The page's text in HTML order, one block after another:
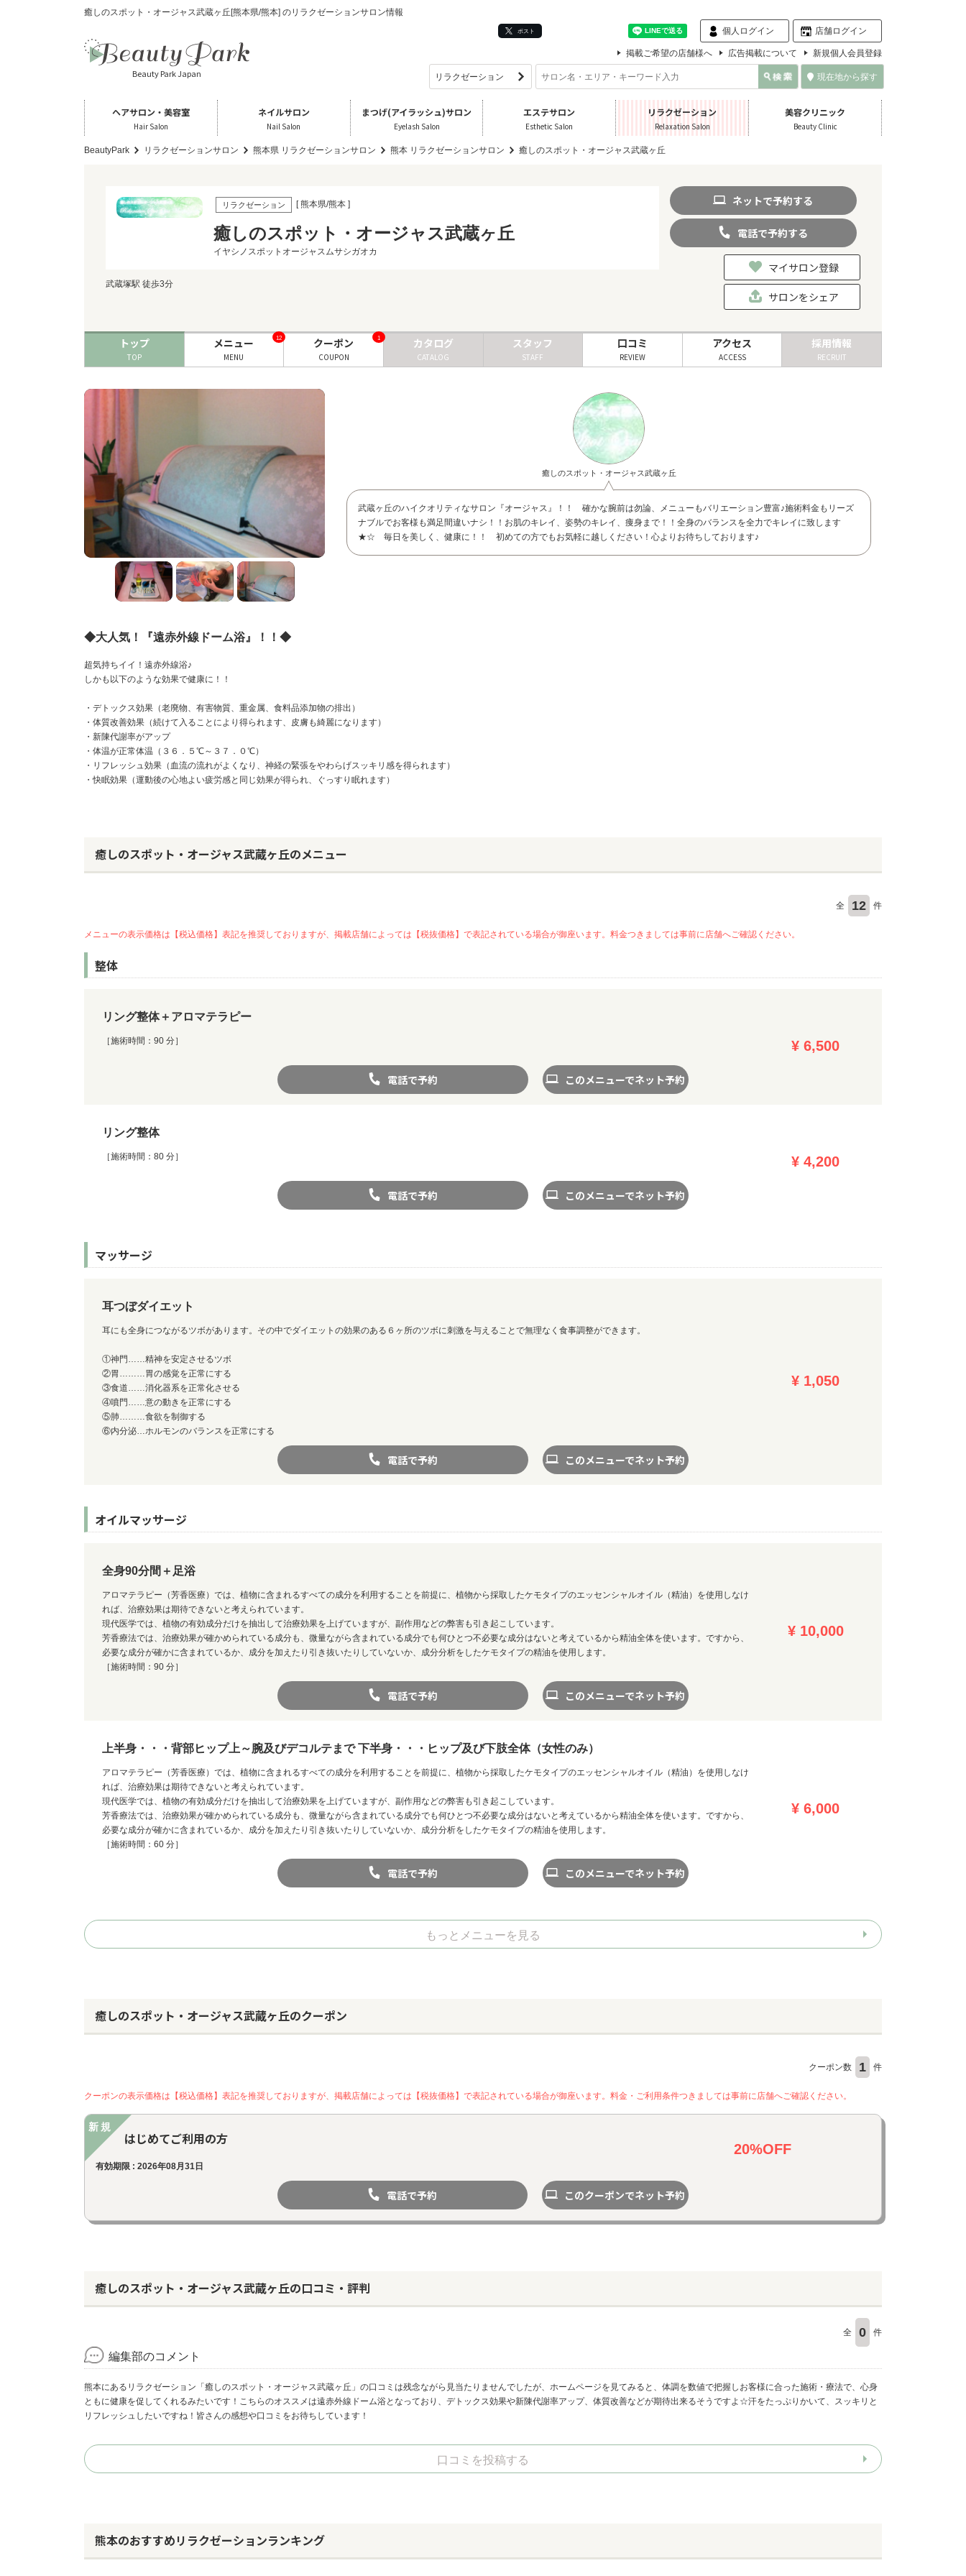
癒しのスポット・オージャス武蔵ヶ丘[熊本県/熊本] のリラクゼーションサロン情報
ポスト 個人ログイン 店舗ログイン
Beauty Park Japan
掲載ご希望の店舗様へ 広告掲載について 新規個人会員登録
現在地から探す
ヘアサロン・美容室
Hair Salon
ネイルサロン
Nail Salon
まつげ(アイラッシュ)サロン
Eyelash Salon
エステサロン
Esthetic Salon
リラクゼーション
Relaxation Salon
美容クリニック
Beauty Clinic
BeautyPark リラクゼーションサロン 熊本県 リラクゼーションサロン 熊本 リラクゼーションサロン 癒しのスポット・オージャス武蔵ヶ丘
リラクゼーション [ 熊本県/熊本 ]
癒しのスポット・オージャス武蔵ヶ丘
イヤシノスポットオージャスムサシガオカ
武蔵塚駅 徒歩3分
ネットで予約する
電話で予約する
マイサロン登録
サロンをシェア
トップ
TOP
メニュー
MENU
12 クーポン
COUPON
1 カタログ
CATALOG
スタッフ
STAFF
口コミ
REVIEW
アクセス
ACCESS
採用情報
RECRUIT
癒しのスポット・オージャス武蔵ヶ丘
武蔵ヶ丘のハイクオリティなサロン『オージャス』！！ 確かな腕前は勿論、メニューもバリエーション豊富♪施術料金もリーズ
ナブルでお客様も満足間違いナシ！！お肌のキレイ、姿勢のキレイ、痩身まで！！全身のバランスを全力でキレイに致します
★☆ 毎日を美しく、健康に！！ 初めての方でもお気軽に越しください！心よりお待ちしております♪
◆大人気！『遠赤外線ドーム浴』！！◆
超気持ちイイ！遠赤外線浴♪
しかも以下のような効果で健康に！！
・デトックス効果（老廃物、有害物質、重金属、食料品添加物の排出）
・体質改善効果（続けて入ることにより得られます、皮膚も綺麗になります）
・新陳代謝率がアップ
・体温が正常体温（３６．５℃～３７．０℃）
・リフレッシュ効果（血流の流れがよくなり、神経の緊張をやわらげスッキリ感を得られます）
・快眠効果（運動後の心地よい疲労感と同じ効果が得られ、ぐっすり眠れます）
癒しのスポット・オージャス武蔵ヶ丘のメニュー
全 12 件
メニューの表示価格は【税込価格】表記を推奨しておりますが、掲載店舗によっては【税抜価格】で表記されている場合が御座います。料金つきましては事前に店舗へご確認ください。
整体
リング整体＋アロマテラピー
［施術時間：90 分］ ¥ 6,500
電話で予約 このメニューでネット予約
リング整体
［施術時間：80 分］ ¥ 4,200
電話で予約 このメニューでネット予約
マッサージ
耳つぼダイエット
耳にも全身につながるツボがあります。その中でダイエットの効果のある６ヶ所のツボに刺激を与えることで無理なく食事調整ができます。
①神門……精神を安定させるツボ
②胃………胃の感覚を正常にする
③食道……消化器系を正常化させる
④噴門……意の動きを正常にする
⑤肺………食欲を制御する
⑥内分泌…ホルモンのバランスを正常にする
¥ 1,050
電話で予約 このメニューでネット予約
オイルマッサージ
全身90分間＋足浴
アロマテラピー（芳香医療）では、植物に含まれるすべての成分を利用することを前提に、植物から採取したケモタイプのエッセンシャルオイル（精油）を使用しなけ
れば、治療効果は期待できないと考えられています。
現代医学では、植物の有効成分だけを抽出して治療効果を上げていますが、副作用などの弊害も引き起こしています。
芳香療法では、治療効果が確かめられている成分も、微量ながら含まれている成分でも何ひとつ不必要な成分はないと考えているから精油全体を使います。ですから、
必要な成分が確かに含まれているか、成分を加えたり引き抜いたりしていないか、成分分析をしたケモタイプの精油を使用します。
［施術時間：90 分］
¥ 10,000
電話で予約 このメニューでネット予約
上半身・・・背部ヒップ上～腕及びデコルテまで 下半身・・・ヒップ及び下肢全体（女性のみ）
アロマテラピー（芳香医療）では、植物に含まれるすべての成分を利用することを前提に、植物から採取したケモタイプのエッセンシャルオイル（精油）を使用しなけ
れば、治療効果は期待できないと考えられています。
現代医学では、植物の有効成分だけを抽出して治療効果を上げていますが、副作用などの弊害も引き起こしています。
芳香療法では、治療効果が確かめられている成分も、微量ながら含まれている成分でも何ひとつ不必要な成分はないと考えているから精油全体を使います。ですから、
必要な成分が確かに含まれているか、成分を加えたり引き抜いたりしていないか、成分分析をしたケモタイプの精油を使用します。
［施術時間：60 分］
¥ 6,000
電話で予約 このメニューでネット予約
もっとメニューを見る
癒しのスポット・オージャス武蔵ヶ丘のクーポン
クーポン数 1 件
クーポンの表示価格は【税込価格】表記を推奨しておりますが、掲載店舗によっては【税抜価格】で表記されている場合が御座います。料金・ご利用条件つきましては事前に店舗へご確認ください。
新規
はじめてご利用の方
有効期限 : 2026年08月31日
20%OFF
電話で予約 このクーポンでネット予約
癒しのスポット・オージャス武蔵ヶ丘の口コミ・評判
全 0 件
編集部のコメント
熊本にあるリラクゼーション「癒しのスポット・オージャス武蔵ヶ丘」の口コミは残念ながら見当たりませんでしたが、ホームページを見てみると、体調を数値で把握しお客様に合った施術・療法で、心身
ともに健康を促してくれるみたいです！こちらのオススメは遠赤外線ドーム浴となっており、デトックス効果や新陳代謝率アップ、体質改善などが期待出来るそうですよ☆汗をたっぷりかいて、スッキリと
リフレッシュしたいですね！皆さんの感想や口コミをお待ちしています！
口コミを投稿する
熊本のおすすめリラクゼーションランキング